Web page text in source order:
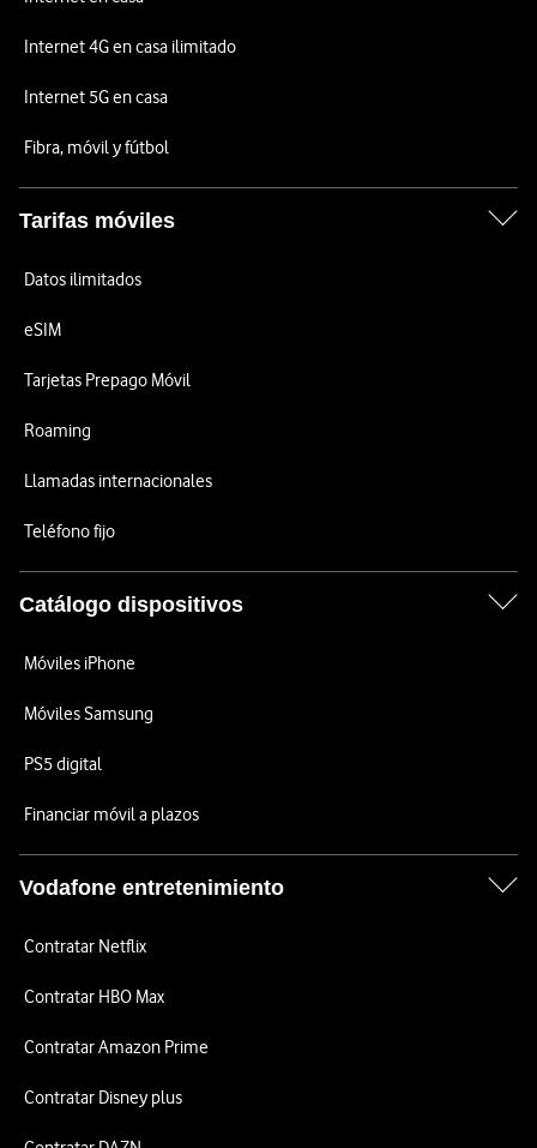
Internet 4G en casa ilimitado
Internet 5G en casa
Fibra, móvil y fútbol
Tarifas móviles
Datos ilimitados
eSIM
Tarjetas Prepago Móvil
Roaming
Llamadas internacionales
Teléfono fijo
Catálogo dispositivos
Móviles iPhone
Móviles Samsung
PS5 digital
Financiar móvil a plazos
Vodafone entretenimiento
Contratar Netflix
Contratar HBO Max
Contratar Amazon Prime
Contratar Disney plus